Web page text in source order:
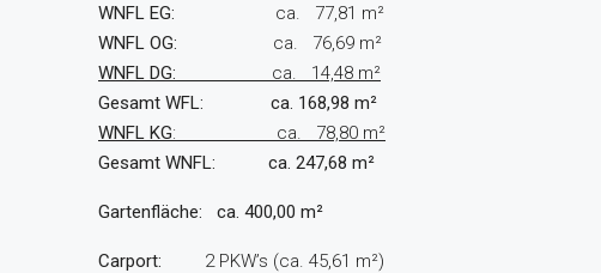
WNFL EG: ca. 77,81 m²
WNFL OG: ca. 76,69 m²
WNFL DG: ca. 14,48 m²
Gesamt WFL: ca. 168,98 m²
WNFL KG: ca. 78,80 m²
Gesamt WNFL: ca. 247,68 m²
Gartenfläche: ca. 400,00 m²
Carport: 2 PKW’s (ca. 45,61 m²)